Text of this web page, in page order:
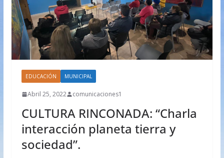
EDUCACIÓN MUNICIPAL
Abril 25, 2022 comunicaciones1
CULTURA RINCONADA: “Charla
interacción planeta tierra y
sociedad”.